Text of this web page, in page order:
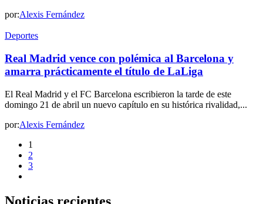
por:Alexis Fernández
Deportes
Real Madrid vence con polémica al Barcelona y
amarra prácticamente el título de LaLiga
El Real Madrid y el FC Barcelona escribieron la tarde de este
domingo 21 de abril un nuevo capítulo en su histórica rivalidad,...
por:Alexis Fernández
1
2
3
Noticias recientes